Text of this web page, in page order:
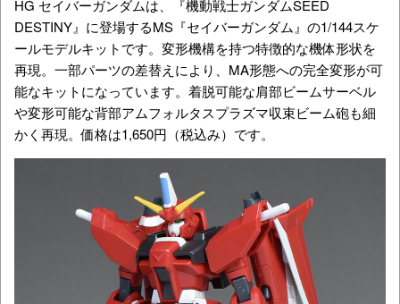
HG セイバーガンダムは、『機動戦士ガンダムSEED
DESTINY』に登場するMS『セイバーガンダム』の1/144スケ
ールモデルキットです。変形機構を持つ特徴的な機体形状を
再現。一部パーツの差替えにより、MA形態への完全変形が可
能なキットになっています。着脱可能な肩部ビームサーベル
や変形可能な背部アムフォルタスプラズマ収束ビーム砲も細
かく再現。価格は1,650円（税込み）です。